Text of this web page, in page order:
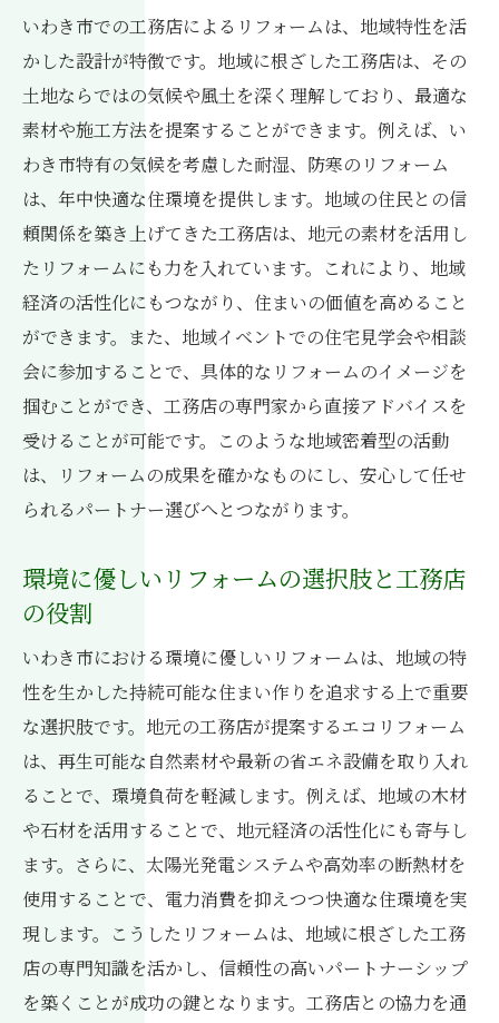
いわき市での工務店によるリフォームは、地域特性を活
かした設計が特徴です。地域に根ざした工務店は、その
土地ならではの気候や風土を深く理解しており、最適な
素材や施工方法を提案することができます。例えば、い
わき市特有の気候を考慮した耐湿、防寒のリフォーム
は、年中快適な住環境を提供します。地域の住民との信
頼関係を築き上げてきた工務店は、地元の素材を活用し
たリフォームにも力を入れています。これにより、地域
経済の活性化にもつながり、住まいの価値を高めること
ができます。また、地域イベントでの住宅見学会や相談
会に参加することで、具体的なリフォームのイメージを
掴むことができ、工務店の専門家から直接アドバイスを
受けることが可能です。このような地域密着型の活動
は、リフォームの成果を確かなものにし、安心して任せ
られるパートナー選びへとつながります。
環境に優しいリフォームの選択肢と工務店
の役割
いわき市における環境に優しいリフォームは、地域の特
性を生かした持続可能な住まい作りを追求する上で重要
な選択肢です。地元の工務店が提案するエコリフォーム
は、再生可能な自然素材や最新の省エネ設備を取り入れ
ることで、環境負荷を軽減します。例えば、地域の木材
や石材を活用することで、地元経済の活性化にも寄与し
ます。さらに、太陽光発電システムや高効率の断熱材を
使用することで、電力消費を抑えつつ快適な住環境を実
現します。こうしたリフォームは、地域に根ざした工務
店の専門知識を活かし、信頼性の高いパートナーシップ
を築くことが成功の鍵となります。工務店との協力を通